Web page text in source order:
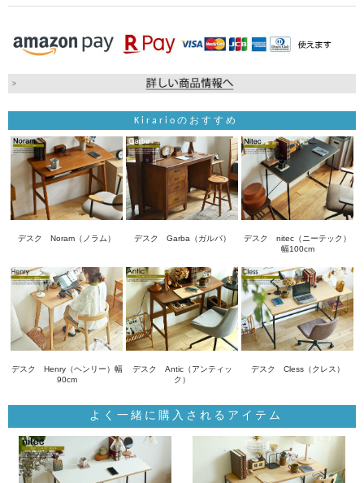
Kirarioのおすすめ
デスク Noram（ノラム） デスク Garba（ガルバ）
デスク nitec（ニーテック）
幅100cm
デスク Henry（ヘンリー）幅
90cm
デスク Antic（アンティッ
ク）
デスク Cless（クレス）
よく一緒に購入されるアイテム